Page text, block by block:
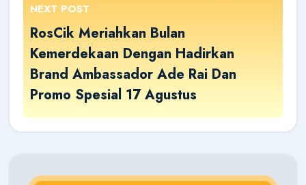
NEXT POST
RosCik Meriahkan Bulan
Kemerdekaan Dengan Hadirkan
Brand Ambassador Ade Rai Dan
Promo Spesial 17 Agustus